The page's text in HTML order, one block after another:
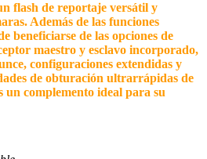
flash de reportaje versátil y
Además de las funciones
beneficiarse de las opciones de
maestro y esclavo incorporado,
configuraciones extendidas y
de obturación ultrarrápidas de
un complemento ideal para su